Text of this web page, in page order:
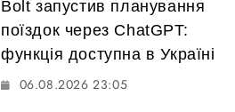
Bolt запустив планування
поїздок через ChatGPT:
функція доступна в Україні
06.08.2026 23:05